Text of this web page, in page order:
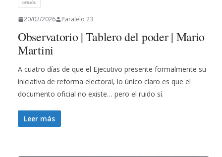
OPINIÓN
20/02/2026 Paralelo 23
Observatorio | Tablero del poder | Mario
Martini
A cuatro días de que el Ejecutivo presente formalmente su
iniciativa de reforma electoral, lo único claro es que el
documento oficial no existe… pero el ruido sí.
Leer más